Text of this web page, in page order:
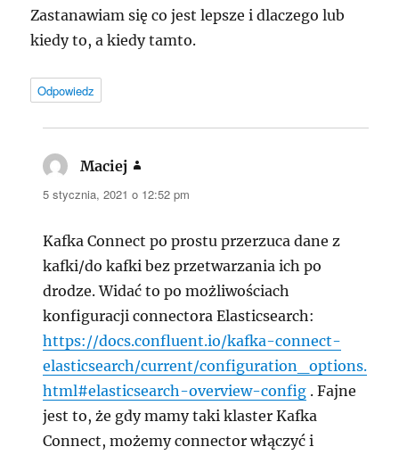
Zastanawiam się co jest lepsze i dlaczego lub
kiedy to, a kiedy tamto.
Odpowiedz
Maciej
5 stycznia, 2021 o 12:52 pm
Kafka Connect po prostu przerzuca dane z
kafki/do kafki bez przetwarzania ich po
drodze. Widać to po możliwościach
konfiguracji connectora Elasticsearch:
https://docs.confluent.io/kafka-connect-
elasticsearch/current/configuration_options.
html#elasticsearch-overview-config . Fajne
jest to, że gdy mamy taki klaster Kafka
Connect, możemy connector włączyć i